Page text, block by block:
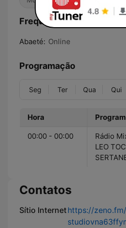
Frequências Rádio Mix
Abaeté: Online
Programação
Seg Ter Qua Qui
Hora
00:00 - 00:00
Rádio
LEO
Contatos
Sítio Internethttps://